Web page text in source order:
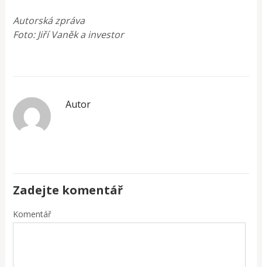
Autorská zpráva
Foto: Jiří Vaněk a investor
Autor
Zadejte komentář
Komentář